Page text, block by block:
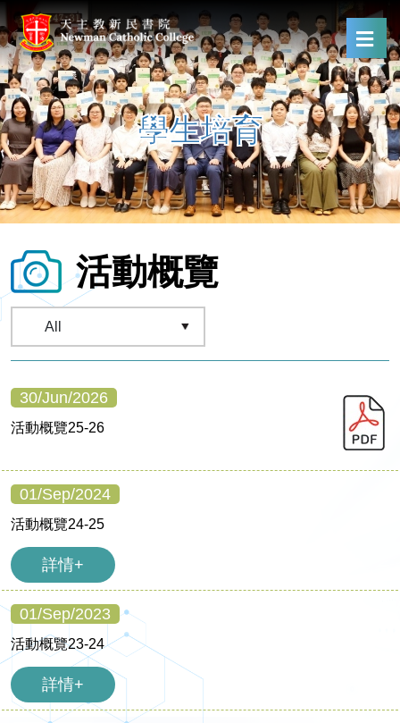
學生培育
活動概覽
30/Jun/2026
活動概覽25-26
01/Sep/2024
活動概覽24-25
詳情+
01/Sep/2023
活動概覽23-24
詳情+